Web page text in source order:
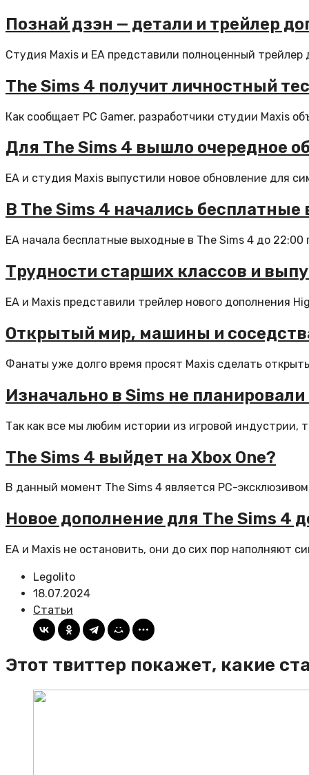
Познай дзэн — детали и трейлер
Студия Maxis и EA представили полноценный
The Sims 4 получит личностный
Как сообщает PC Gamer, разработчики студии Maxis
Для The Sims 4 вышло очередное
EA и студия Maxis выпустили новое обновление для
В The Sims 4 начались
EA начала бесплатные выходные в The Sims 4 до
Трудности старших классов и
EA и Maxis представили трейлер нового дополнения
Открытый мир, машины и
Фанаты уже долго время просят Maxis сделать
Изначально в Sims не
Так как все мы любим истории из игровой
The Sims 4 выйдет на Xbox One?
В данный момент The Sims 4 является PC-
Новое дополнение для The Sims 4
EA и Maxis не остановить, они до сих пор наполняют
Legolito
18.07.2024
Статьи
Этот твиттер покажет, какие